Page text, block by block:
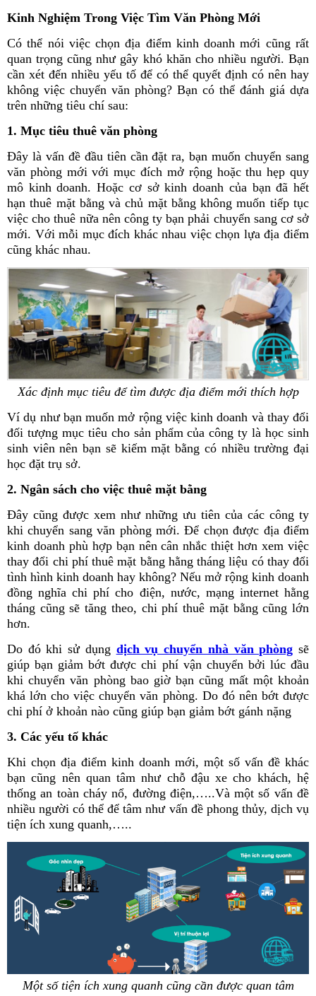
Kinh Nghiệm Trong Việc Tìm Văn Phòng Mới
Có thể nói việc chọn địa điểm kinh doanh mới cũng rất
quan trọng cũng như gây khó khăn cho nhiều người. Bạn
cần xét đến nhiều yếu tố để có thể quyết định có nên hay
không việc chuyển văn phòng? Bạn có thể đánh giá dựa
trên những tiêu chí sau:
1. Mục tiêu thuê văn phòng
Đây là vấn đề đầu tiên cần đặt ra, bạn muốn chuyển sang
văn phòng mới với mục đích mở rộng hoặc thu hẹp quy
mô kinh doanh. Hoặc cơ sở kinh doanh của bạn đã hết
hạn thuê mặt bằng và chủ mặt bằng không muốn tiếp tục
việc cho thuê nữa nên công ty bạn phải chuyển sang cơ sở
mới. Với mỗi mục đích khác nhau việc chọn lựa địa điểm
cũng khác nhau.
Xác định mục tiêu để tìm được địa điểm mới thích hợp
Ví dụ như bạn muốn mở rộng việc kinh doanh và thay đổi
đối tượng mục tiêu cho sản phẩm của công ty là học sinh
sinh viên nên bạn sẽ kiếm mặt bằng có nhiều trường đại
học đặt trụ sở.
2. Ngân sách cho việc thuê mặt bằng
Đây cũng được xem như những ưu tiên của các công ty
khi chuyển sang văn phòng mới. Để chọn được địa điểm
kinh doanh phù hợp bạn nên cân nhắc thiệt hơn xem việc
thay đổi chi phí thuê mặt bằng hằng tháng liệu có thay đổi
tình hình kinh doanh hay không? Nếu mở rộng kinh doanh
đồng nghĩa chi phí cho điện, nước, mạng internet hằng
tháng cũng sẽ tăng theo, chi phí thuê mặt bằng cũng lớn
hơn.
Do đó khi sử dụng dịch vụ chuyển nhà văn phòng sẽ
giúp bạn giảm bớt được chi phí vận chuyển bởi lúc đầu
khi chuyển văn phòng bao giờ bạn cũng mất một khoản
khá lớn cho việc chuyển văn phòng. Do đó nên bớt được
chi phí ở khoản nào cũng giúp bạn giảm bớt gánh nặng
3. Các yếu tố khác
Khi chọn địa điểm kinh doanh mới, một số vấn đề khác
bạn cũng nên quan tâm như chỗ đậu xe cho khách, hệ
thống an toàn cháy nổ, đường điện,…..Và một số vấn đề
nhiều người có thể để tâm như vấn đề phong thủy, dịch vụ
tiện ích xung quanh,…..
Một số tiện ích xung quanh cũng cần được quan tâm